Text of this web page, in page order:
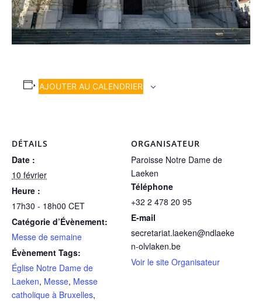
AJOUTER AU CALENDRIER
DÉTAILS
Date :
10 février
Heure :
17h30 - 18h00 CET
Catégorie d’Évènement:
Messe de semaine
Évènement Tags:
Église Notre Dame de
Laeken, Messe, Messe
catholique à Bruxelles,
ORGANISATEUR
Paroisse Notre Dame de
Laeken
Téléphone
+32 2 478 20 95
E-mail
secretariat.laeken@ndlaeke
n-olvlaken.be
Voir le site Organisateur